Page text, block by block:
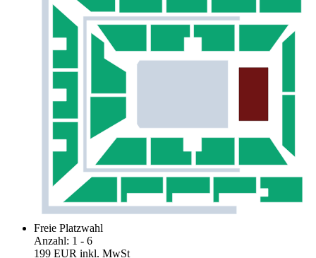
Freie Platzwahl
Anzahl: 1 - 6
199 EUR inkl. MwSt